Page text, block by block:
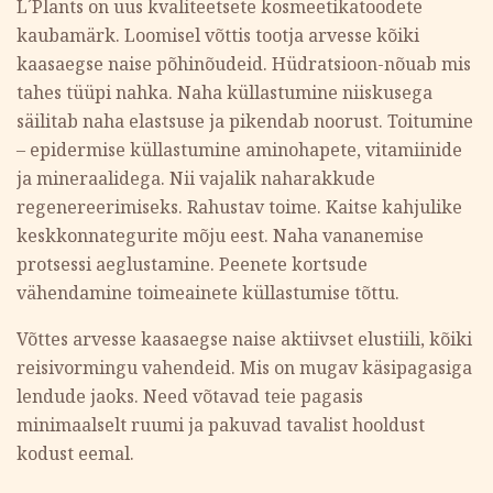
L´Plants on uus kvaliteetsete kosmeetikatoodete
kaubamärk. Loomisel võttis tootja arvesse kõiki
kaasaegse naise põhinõudeid. Hüdratsioon-nõuab mis
tahes tüüpi nahka. Naha küllastumine niiskusega
säilitab naha elastsuse ja pikendab noorust. Toitumine
– epidermise küllastumine aminohapete, vitamiinide
ja mineraalidega. Nii vajalik naharakkude
regenereerimiseks. Rahustav toime. Kaitse kahjulike
keskkonnategurite mõju eest. Naha vananemise
protsessi aeglustamine. Peenete kortsude
vähendamine toimeainete küllastumise tõttu.
Võttes arvesse kaasaegse naise aktiivset elustiili, kõiki
reisivormingu vahendeid. Mis on mugav käsipagasiga
lendude jaoks. Need võtavad teie pagasis
minimaalselt ruumi ja pakuvad tavalist hooldust
kodust eemal.